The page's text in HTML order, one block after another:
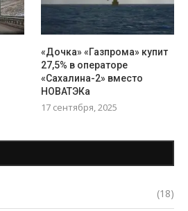
«Дочка» «Газпрома» купит
27,5% в операторе
«Сахалина-2» вместо
НОВАТЭКа
17 сентября, 2025
(18)